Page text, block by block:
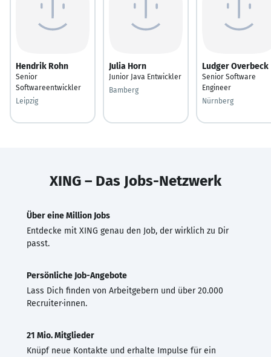
Hendrik Rohn
Senior
Softwareentwickler
Leipzig
Julia Horn
Junior Java Entwickler
Bamberg
Ludger Overbeck
Senior Software
Engineer
Nürnberg
XING – Das Jobs-Netzwerk
Über eine Million Jobs
Entdecke mit XING genau den Job, der wirklich zu Dir
passt.
Persönliche Job-Angebote
Lass Dich finden von Arbeitgebern und über 20.000
Recruiter·innen.
21 Mio. Mitglieder
Knüpf neue Kontakte und erhalte Impulse für ein